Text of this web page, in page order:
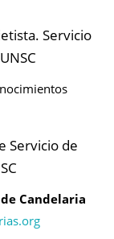
Servicio
Servicio de
Candelaria